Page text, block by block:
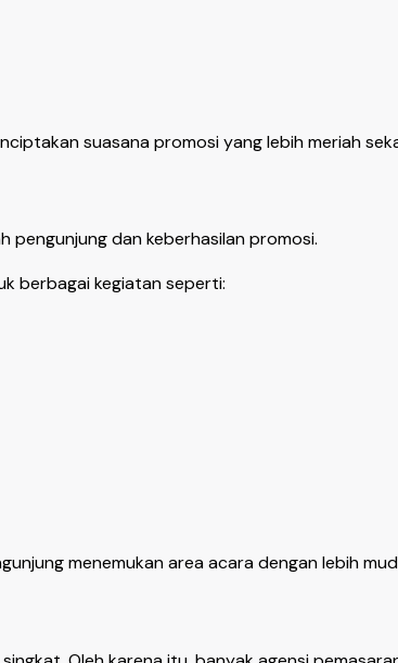
suasana promosi yang lebih meriah
pengunjung dan keberhasilan promosi.
berbagai kegiatan seperti:
menemukan area acara dengan lebih